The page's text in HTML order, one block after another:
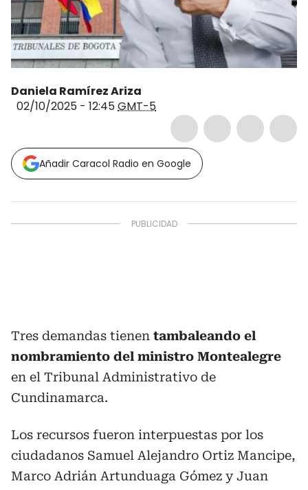
Daniela Ramírez Ariza
02/10/2025 - 12:45GMT-5
Añadir Caracol Radio en Google
Tres demandas tienen tambaleando el
nombramiento del ministro Montealegre
en el Tribunal Administrativo de
Cundinamarca.
Los recursos fueron interpuestas por los
ciudadanos Samuel Alejandro Ortiz Mancipe,
Marco Adrián Artunduaga Gómez y Juan